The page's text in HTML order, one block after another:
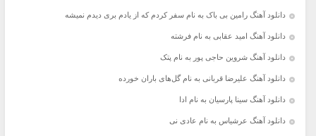
دانلود آهنگ رامین بی باک به نام سفر کردم که از یادم بری دیدم نمیشه
دانلود آهنگ امید عقابی به نام فرشته
دانلود آهنگ شروین حاجی پور به نام پتک
دانلود آهنگ علیرضا قربانی به نام گل‌های باران خورده
دانلود آهنگ سینا پارسیان به نام ادا
دانلود آهنگ عرشیاس به نام عادی نی